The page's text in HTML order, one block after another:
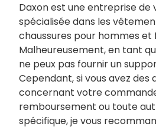
Daxon est une entreprise de
spécialisée dans les
chaussures pour hommes et
Malheureusement, en tant
ne peux pas fournir un
Cependant, si vous avez des
concernant votre
remboursement ou toute
spécifique, je vous